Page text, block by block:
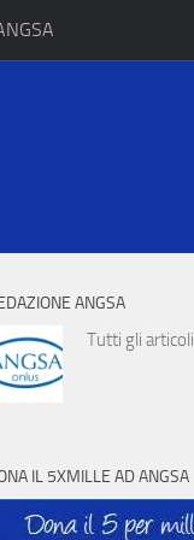
ANGSA
Tutti gli articoli
IL 5XMILLE AD ANGSA